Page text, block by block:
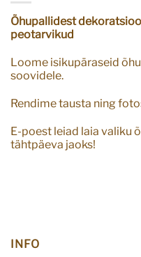
Õhupallidest
peotarvikud
Loome isikupäraseid
soovidele.
Rendime tausta ning
E-poest leiad laia valiku
tähtpäeva jaoks!
INFO